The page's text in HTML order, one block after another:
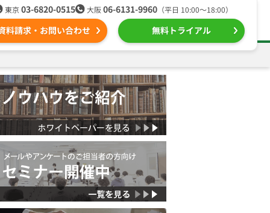
（キントーン）メール配信
Webプッシュ通知サービス
（当社グループ企業）
組織的に管理
デジタルマーケティング
ル配信用語集
料請求・お問い合わせ 無料トライアル
東京 03-6820-0515 大阪 06-6131-9960（平日 10:00〜18:00）